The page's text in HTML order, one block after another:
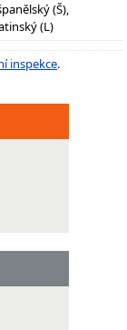
(Š),
(L)
inspekce.